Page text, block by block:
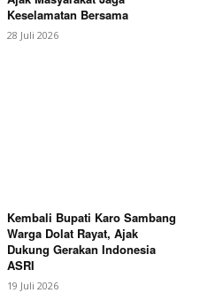
Keselamatan Bersama
28 Juli 2026
Kembali Bupati Karo Sambang
Warga Dolat Rayat, Ajak
Dukung Gerakan Indonesia
ASRI
19 Juli 2026